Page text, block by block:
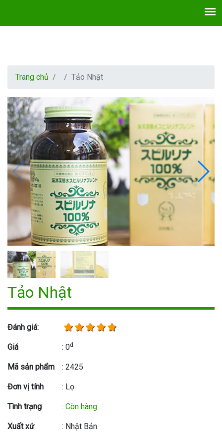
Trang chủ Tảo Nhật
Tảo Nhật
Đánh giá:
Giá : 0đ
Mã sản phẩm : 2425
Đơn vị tính : Lọ
Tình trạng : Còn hàng
Xuất xứ : Nhật Bản